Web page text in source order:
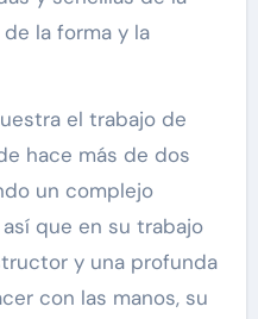
la forma y la
el trabajo de
hace más de dos
un complejo
que en su trabajo
y una profunda
con las manos, su